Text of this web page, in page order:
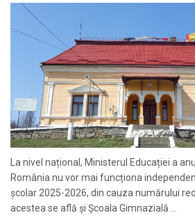
La nivel național, Ministerul Educației a
România nu vor mai funcționa
școlar 2025-2026, din cauza numărului
acestea se află și Școala Gimnazială ...